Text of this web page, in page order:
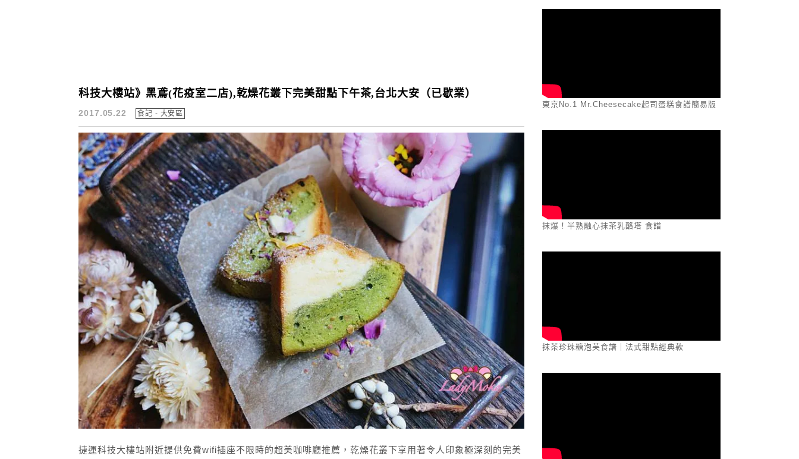
科技大樓站》黑鳶(花疫室二店),乾燥花叢下完美甜點下午茶,台北大安（已歇業）
2017.05.22 食記 - 大安區
捷運科技大樓站附近提供免費wifi插座不限時的超美咖啡廳推薦，乾燥花叢下享用著令人印象極深刻的完美
東京No.1 Mr.Cheesecake起司蛋糕食譜簡易版
抹爆！半熟融心抹茶乳酪塔 食譜
抹茶珍珠糖泡芙食譜｜法式甜點經典款